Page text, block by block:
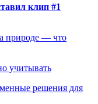
клип #1
природе — что
учитывать
решения для